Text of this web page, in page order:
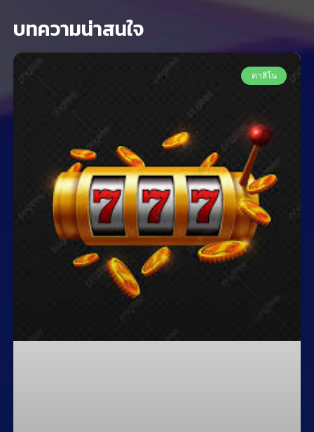
บทความน่าสนใจ
คาสิโน